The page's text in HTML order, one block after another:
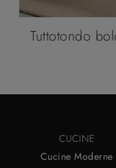
Tuttotondo
CUCINE
Cucine Moderne